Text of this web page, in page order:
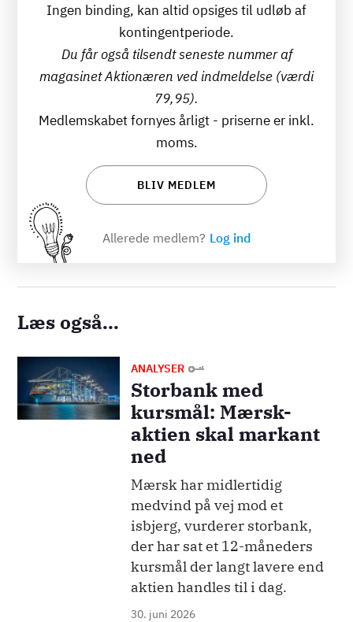
Ingen binding, kan altid opsiges til udløb af
kontingentperiode.
Du får også tilsendt seneste nummer af
magasinet Aktionæren ved indmeldelse (værdi
79,95).
Medlemskabet fornyes årligt - priserne er inkl.
moms.
BLIV MEDLEM
Allerede medlem? Log ind
Læs også...
Billede ANALYSER
Storbank med
kursmål: Mærsk-
aktien skal markant
ned
Mærsk har midlertidig
medvind på vej mod et
isbjerg, vurderer storbank,
der har sat et 12-måneders
kursmål der langt lavere end
aktien handles til i dag.
30. juni 2026